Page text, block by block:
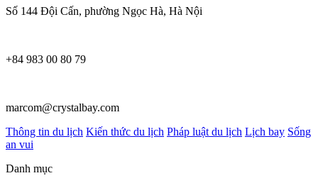
Số 144 Đội Cấn, phường Ngọc Hà, Hà Nội
+84 983 00 80 79
marcom@crystalbay.com
Thông tin du lịch Kiến thức du lịch Pháp luật du lịch Lịch bay Sống
an vui
Danh mục